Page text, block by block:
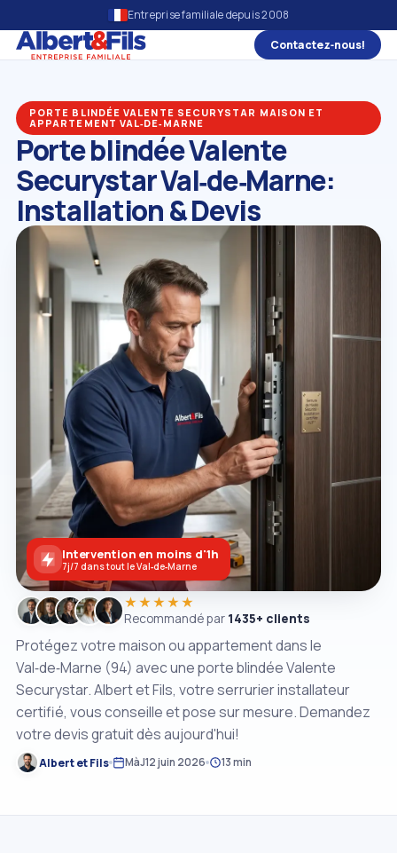
Entreprise familiale depuis 2008
Contactez‑nous!
PORTE BLINDÉE VALENTE SECURYSTAR MAISON ET
APPARTEMENT VAL‑DE‑MARNE
Porte blindée Valente
Securystar Val‑de‑Marne:
Installation & Devis
Protégez votre maison ou appartement dans le
Val‑de‑Marne (94) avec une porte blindée Valente
Securystar. Albert et Fils, votre serrurier installateur
certifié, vous conseille et pose sur mesure. Demandez
votre devis gratuit dès aujourd'hui!
Albert et Fils MàJ12 juin 2026 13 min
★★★★★
Recommandé par 1435+ clients
Intervention en moins d'1h
7j/7 dans tout le Val‑de‑Marne